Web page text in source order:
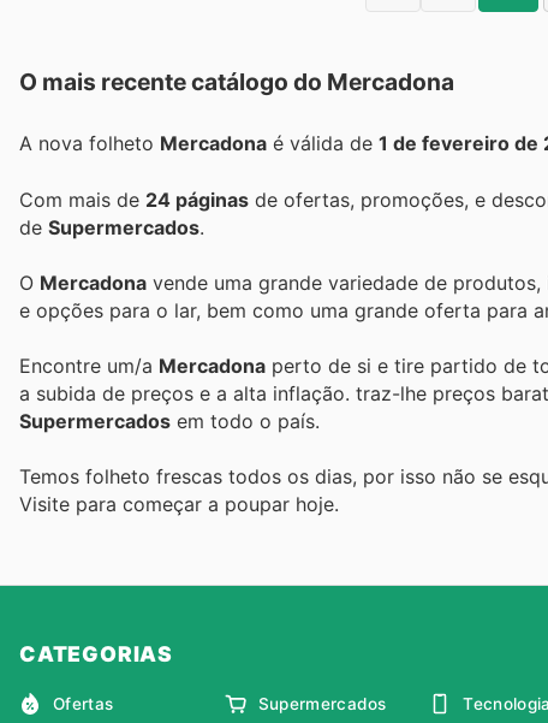
O mais recente catálogo do Mercadona
A nova folheto Mercadona é válida de 1 de fevereiro de
Com mais de 24 páginas de ofertas, promoções, e
de Supermercados.
O Mercadona vende uma grande variedade de
e opções para o lar, bem como uma grande oferta para
Encontre um/a Mercadona perto de si e tire partido de
a subida de preços e a alta inflação. traz-lhe preços
Supermercados em todo o país.
Temos folheto frescas todos os dias, por isso não se
Visite para começar a poupar hoje.
CATEGORIAS
Ofertas Supermercados Tecnologia